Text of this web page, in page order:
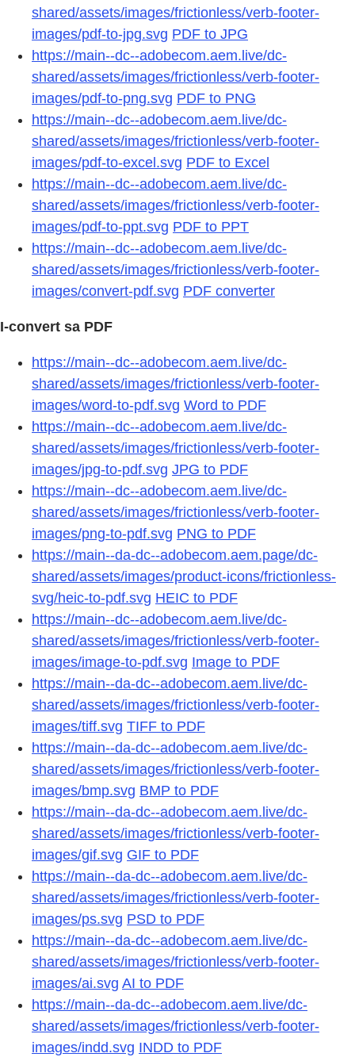
shared/assets/images/frictionless/verb-footer-
images/pdf-to-jpg.svg PDF to JPG
https://main--dc--adobecom.aem.live/dc-
shared/assets/images/frictionless/verb-footer-
images/pdf-to-png.svg PDF to PNG
https://main--dc--adobecom.aem.live/dc-
shared/assets/images/frictionless/verb-footer-
images/pdf-to-excel.svg PDF to Excel
https://main--dc--adobecom.aem.live/dc-
shared/assets/images/frictionless/verb-footer-
images/pdf-to-ppt.svg PDF to PPT
https://main--dc--adobecom.aem.live/dc-
shared/assets/images/frictionless/verb-footer-
images/convert-pdf.svg PDF converter
I-convert sa PDF
https://main--dc--adobecom.aem.live/dc-
shared/assets/images/frictionless/verb-footer-
images/word-to-pdf.svg Word to PDF
https://main--dc--adobecom.aem.live/dc-
shared/assets/images/frictionless/verb-footer-
images/jpg-to-pdf.svg JPG to PDF
https://main--dc--adobecom.aem.live/dc-
shared/assets/images/frictionless/verb-footer-
images/png-to-pdf.svg PNG to PDF
https://main--da-dc--adobecom.aem.page/dc-
shared/assets/images/product-icons/frictionless-
svg/heic-to-pdf.svg HEIC to PDF
https://main--dc--adobecom.aem.live/dc-
shared/assets/images/frictionless/verb-footer-
images/image-to-pdf.svg Image to PDF
https://main--da-dc--adobecom.aem.live/dc-
shared/assets/images/frictionless/verb-footer-
images/tiff.svg TIFF to PDF
https://main--da-dc--adobecom.aem.live/dc-
shared/assets/images/frictionless/verb-footer-
images/bmp.svg BMP to PDF
https://main--da-dc--adobecom.aem.live/dc-
shared/assets/images/frictionless/verb-footer-
images/gif.svg GIF to PDF
https://main--da-dc--adobecom.aem.live/dc-
shared/assets/images/frictionless/verb-footer-
images/ps.svg PSD to PDF
https://main--da-dc--adobecom.aem.live/dc-
shared/assets/images/frictionless/verb-footer-
images/ai.svg AI to PDF
https://main--da-dc--adobecom.aem.live/dc-
shared/assets/images/frictionless/verb-footer-
images/indd.svg INDD to PDF